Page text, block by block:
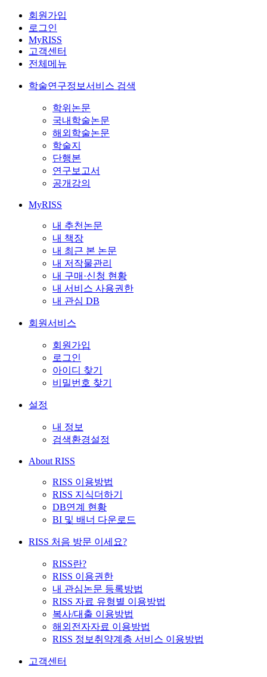
회원가입
로그인
MyRISS
고객센터
전체메뉴
학술연구정보서비스 검색
학위논문
국내학술논문
해외학술논문
학술지
단행본
연구보고서
공개강의
MyRISS
내 추천논문
내 책장
내 최근 본 논문
내 저작물관리
내 구매·신청 현황
내 서비스 사용권한
내 관심 DB
회원서비스
회원가입
로그인
아이디 찾기
비밀번호 찾기
설정
내 정보
검색환경설정
About RISS
RISS 이용방법
RISS 지식더하기
DB연계 현황
BI 및 배너 다운로드
RISS 처음 방문 이세요?
RISS란?
RISS 이용권한
내 관심논문 등록방법
RISS 자료 유형별 이용방법
복사/대출 이용방법
해외전자자료 이용방법
RISS 정보취약계층 서비스 이용방법
고객센터